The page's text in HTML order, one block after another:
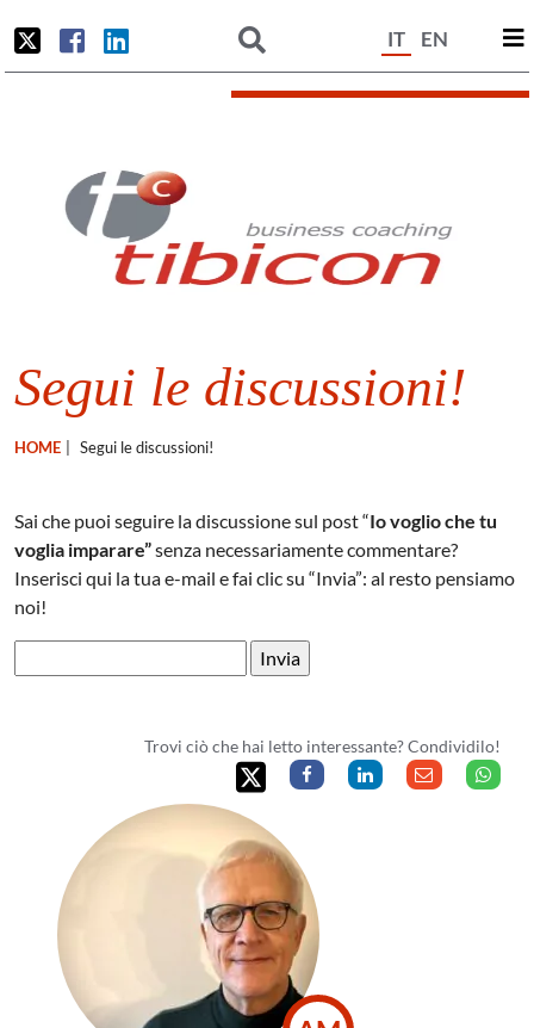
IT EN
Segui le discussioni!
HOME Segui le discussioni!
Sai che puoi seguire la discussione sul post “Io voglio che tu
voglia imparare”senza necessariamente commentare?
Inserisci qui la tua e-mail e fai clic su “Invia”: al resto pensiamo
noi!
Trovi ciò che hai letto interessante? Condividilo!